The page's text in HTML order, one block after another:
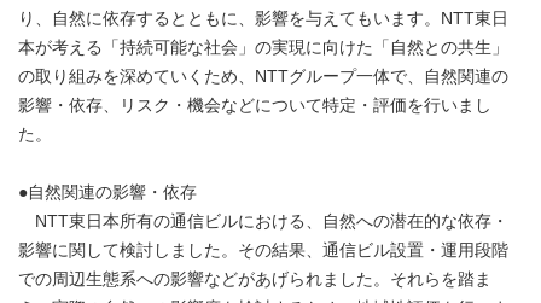
り、自然に依存するとともに、影響を与えてもいます。NTT東日
本が考える「持続可能な社会」の実現に向けた「自然との共生」
の取り組みを深めていくため、NTTグループ一体で、自然関連の
影響・依存、リスク・機会などについて特定・評価を行いまし
た。
●自然関連の影響・依存
NTT東日本所有の通信ビルにおける、自然への潜在的な依存・
影響に関して検討しました。その結果、通信ビル設置・運用段階
での周辺生態系への影響などがあげられました。それらを踏ま